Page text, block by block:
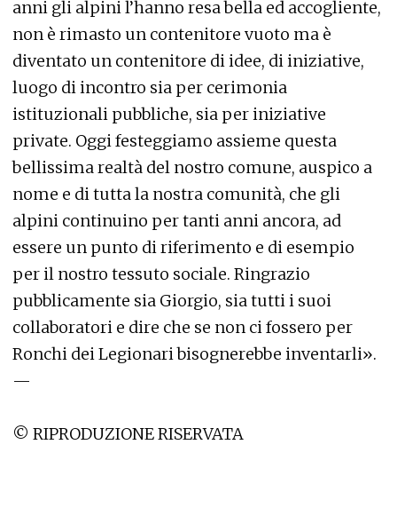
anni gli alpini l’hanno resa bella ed accogliente,
non è rimasto un contenitore vuoto ma è
diventato un contenitore di idee, di iniziative,
luogo di incontro sia per cerimonia
istituzionali pubbliche, sia per iniziative
private. Oggi festeggiamo assieme questa
bellissima realtà del nostro comune, auspico a
nome e di tutta la nostra comunità, che gli
alpini continuino per tanti anni ancora, ad
essere un punto di riferimento e di esempio
per il nostro tessuto sociale. Ringrazio
pubblicamente sia Giorgio, sia tutti i suoi
collaboratori e dire che se non ci fossero per
Ronchi dei Legionari bisognerebbe inventarli».
—
© RIPRODUZIONE RISERVATA